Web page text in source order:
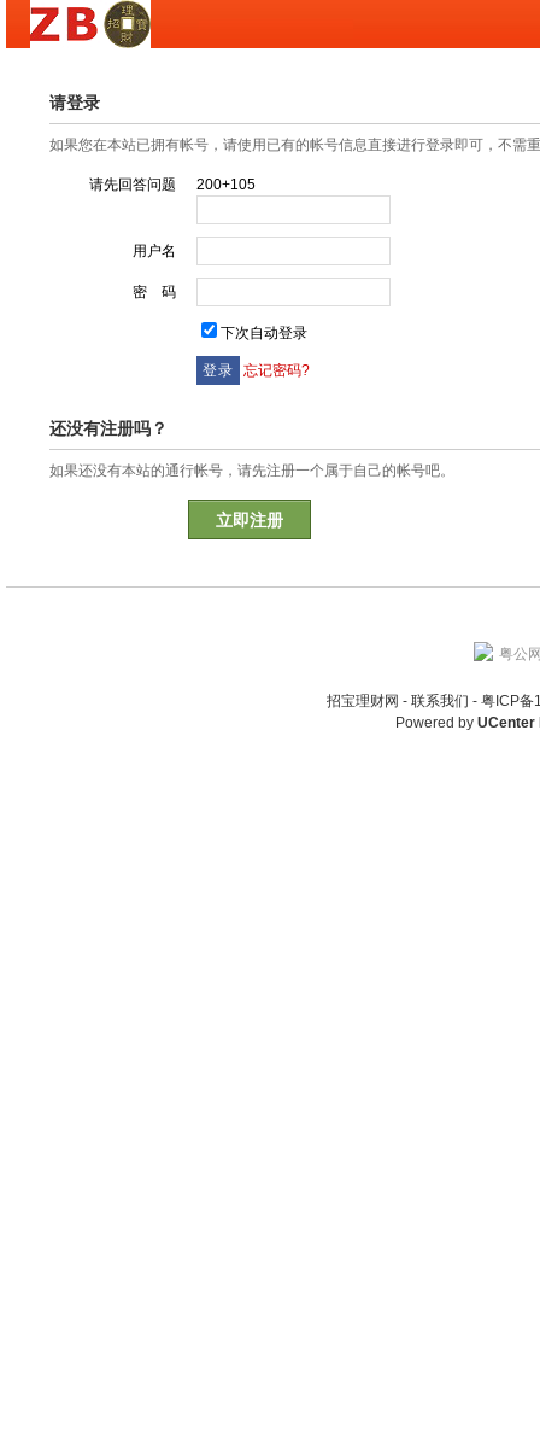
请登录
如果您在本站已拥有帐号，请使用已有的帐号信息直接进行登录即可，不需
请先回答问题 200+105
用户名
密 码
下次自动登录
忘记密码?
还没有注册吗？
如果还没有本站的通行帐号，请先注册一个属于自己的帐号吧。
立即注册
粤公
招宝理财网 - 联系我们 - 粤ICP备
Powered by UCenter